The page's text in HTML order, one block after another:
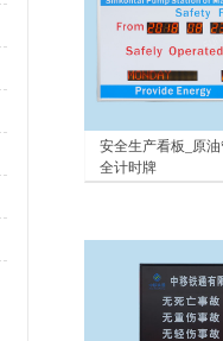
安全生产看板_原
全计时牌